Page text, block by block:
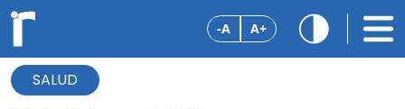
-A A+
SALUD